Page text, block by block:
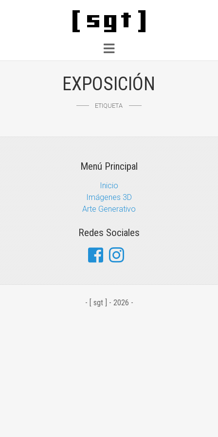
EXPOSICIÓN
ETIQUETA
Menú Principal
Inicio
Imágenes 3D
Arte Generativo
Redes Sociales
- [ sgt ] - 2026 -